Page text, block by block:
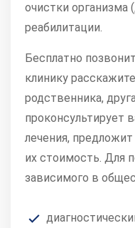
очистки организма
реабилитации.
Бесплатно
клинику
родственника,
проконсультирует
лечения,
их стоимость. Для
зависимого в